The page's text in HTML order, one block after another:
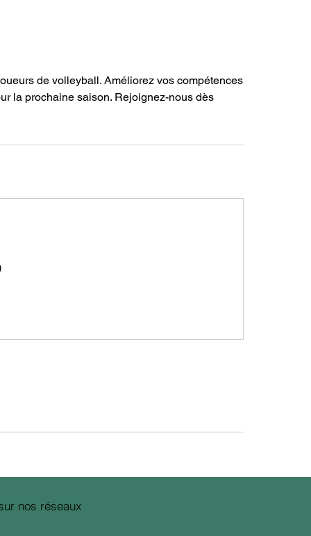
de volleyball. Améliorez vos compétences
la prochaine saison. Rejoignez-nous dès
nos réseaux